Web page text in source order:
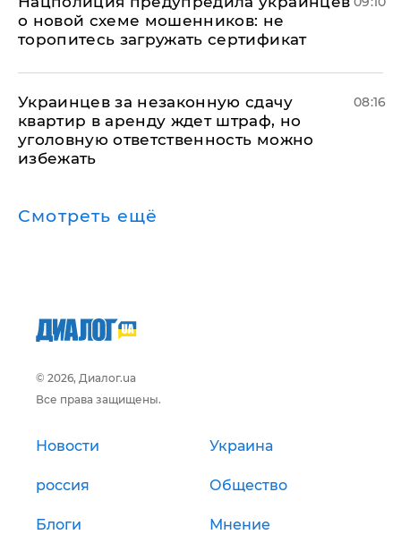
о новой схеме мошенников: не
торопитесь загружать сертификат
Украинцев за незаконную сдачу
квартир в аренду ждет штраф, но
уголовную ответственность можно
избежать
08:16
Смотреть ещё
© 2026, Диалог.ua
Все права защищены.
Новости Украина
россия Общество
Блоги Мнение